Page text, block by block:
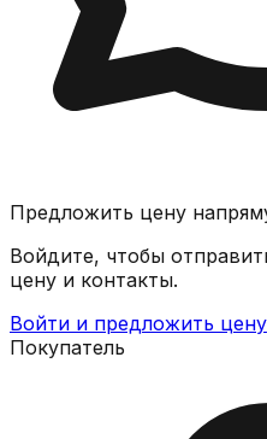
Предложить цену
Войдите, чтобы
цену и контакты.
Войти и предложить цену
Покупатель